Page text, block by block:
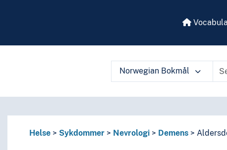
Norwegian Bokmål
contents by a criterion
Helse Sykdommer Nevrologi Demens